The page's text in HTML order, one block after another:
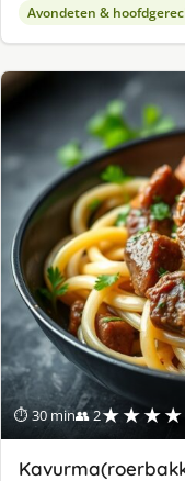
Avondeten &
⏱ 30 min👥 2